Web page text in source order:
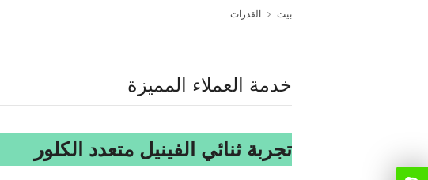
بيت القدرات
خدمة العملاء المميزة
تجربة ثنائي الفينيل متعدد الكلور